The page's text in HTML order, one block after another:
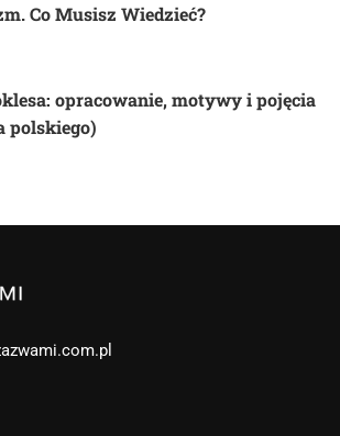
Co Musisz Wiedzieć?
opracowanie, motywy i pojęcia
polskiego)